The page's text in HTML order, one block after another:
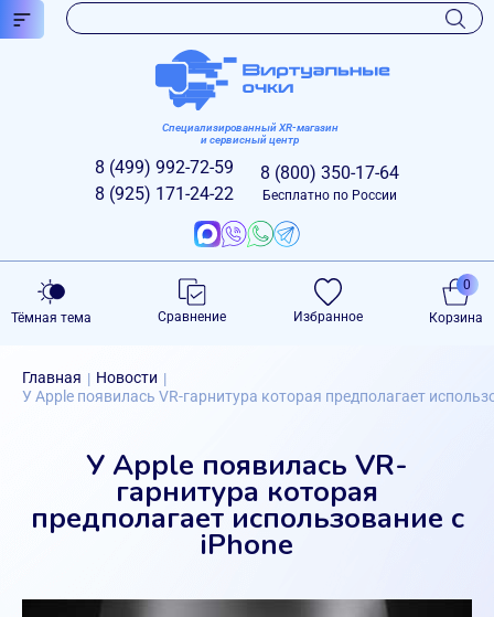
Специализированный XR-магазин
и сервисный центр
8 (499) 992-72-59
8 (925) 171-24-22
8 (800) 350-17-64
Бесплатно по России
Тёмная тема Сравнение Избранное Корзина
0
Главная | Новости |
У Apple появилась VR-гарнитура которая предполагает
У Apple появилась VR-
гарнитура которая
предполагает использование с
iPhone